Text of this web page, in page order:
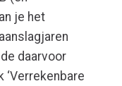
je het
daarvoor
‘Verrekenbare